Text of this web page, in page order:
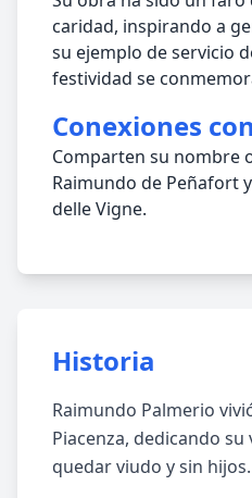
caridad, inspirando a
su ejemplo de servicio
festividad se
Conexiones
Comparten su nombre
Raimundo de Peñafort
delle Vigne.
Historia
Raimundo Palmerio
Piacenza, dedicando
quedar viudo y sin hijos.